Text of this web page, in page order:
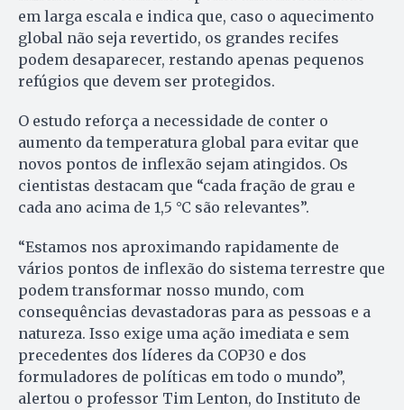
em larga escala e indica que, caso o aquecimento
global não seja revertido, os grandes recifes
podem desaparecer, restando apenas pequenos
refúgios que devem ser protegidos.
O estudo reforça a necessidade de conter o
aumento da temperatura global para evitar que
novos pontos de inflexão sejam atingidos. Os
cientistas destacam que “cada fração de grau e
cada ano acima de 1,5 °C são relevantes”.
“Estamos nos aproximando rapidamente de
vários pontos de inflexão do sistema terrestre que
podem transformar nosso mundo, com
consequências devastadoras para as pessoas e a
natureza. Isso exige uma ação imediata e sem
precedentes dos líderes da COP30 e dos
formuladores de políticas em todo o mundo”,
alertou o professor Tim Lenton, do Instituto de